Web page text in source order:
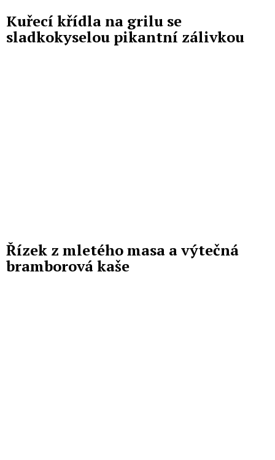
Kuřecí křídla na grilu se
sladkokyselou pikantní zálivkou
Řízek z mletého masa a výtečná
bramborová kaše